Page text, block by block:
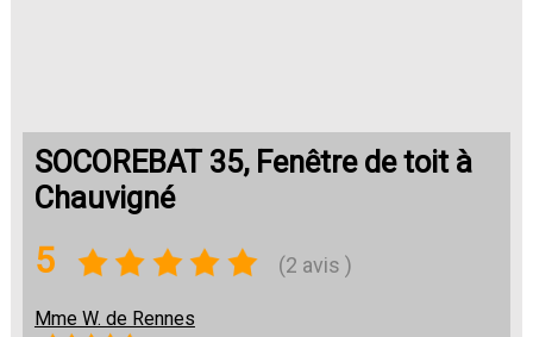
SOCOREBAT 35, Fenêtre de toit à
Chauvigné
5 (2 avis )
Mme W. de Rennes